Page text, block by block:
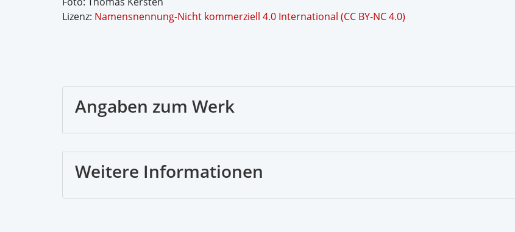
Lizenz: Namensnennung-Nicht kommerziell 4.0 International (CC BY-NC 4.0)
Angaben zum Werk
Weitere Informationen